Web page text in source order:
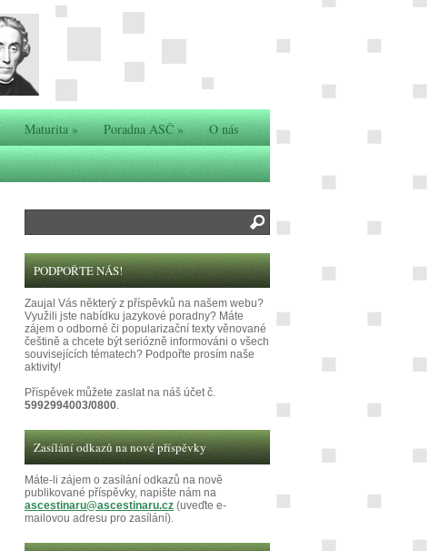
Maturita» Poradna ASČ» O nás
PODPOŘTE NÁS!
Zaujal Vás některý z příspěvků na našem webu?
Využili jste nabídku jazykové poradny? Máte
zájem o odborné či popularizační texty věnované
češtině a chcete být seriózně informováni o všech
souvisejících tématech? Podpořte prosím naše
aktivity!
Příspěvek můžete zaslat na náš účet č.
5992994003/0800.
Zasílání odkazů na nové příspěvky
Máte-li zájem o zasílání odkazů na nově
publikované příspěvky, napište nám na
ascestinaru@ascestinaru.cz (uveďte e-
mailovou adresu pro zasílání).